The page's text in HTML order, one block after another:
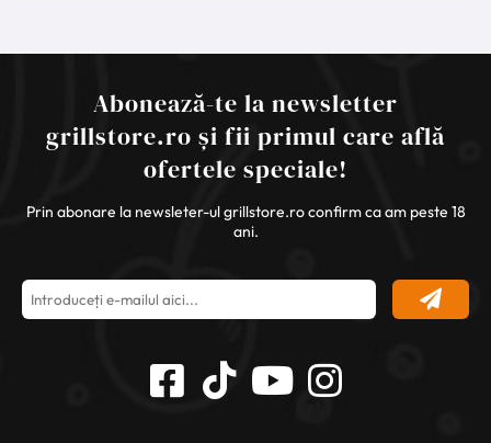
Abonează-te la newsletter
grillstore.ro și fii primul care află
ofertele speciale!
Prin abonare la newsleter-ul grillstore.ro confirm ca am peste 18
ani.